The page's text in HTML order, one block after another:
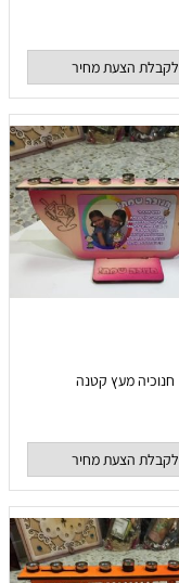
לקבלת הצעת מחיר
חנוכיה מעץ קטנה
לקבלת הצעת מחיר